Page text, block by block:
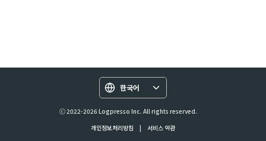
한국어
ⓒ 2022-2026 Logpresso Inc. All rights reserved.
개인정보처리방침
| 서비스 약관